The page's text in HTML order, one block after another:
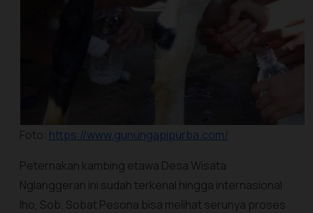
Foto: https://www.gunungapipurba.com/
Peternakan kambing etawa Desa Wisata
Nglanggeran ini sudah terkenal hingga internasional
lho, Sob. Sobat Pesona bisa melihat serunya proses